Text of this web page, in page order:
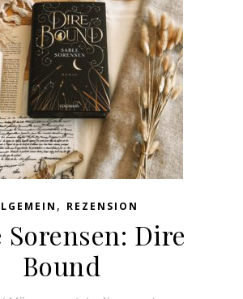
, REZENSION
Sorensen: Dire
Bound